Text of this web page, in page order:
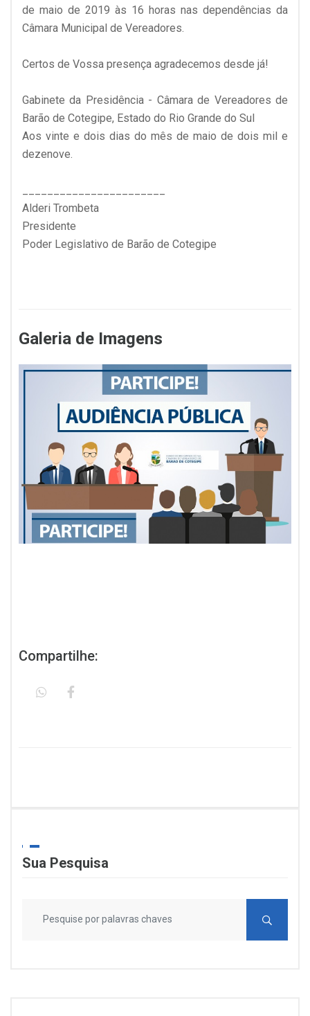
de maio de 2019 às 16 horas nas dependências da
Câmara Municipal de Vereadores.
Certos de Vossa presença agradecemos desde já!
Gabinete da Presidência - Câmara de Vereadores de
Barão de Cotegipe, Estado do Rio Grande do Sul
Aos vinte e dois dias do mês de maio de dois mil e
dezenove.
Alderi Trombeta
Presidente
Poder Legislativo de Barão de Cotegipe
Galeria de Imagens
Compartilhe:
Sua Pesquisa